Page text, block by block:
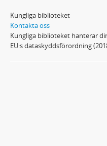
Kungliga biblioteket
Kontakta oss
Kungliga biblioteket hanterar
EU:s dataskyddsförordning